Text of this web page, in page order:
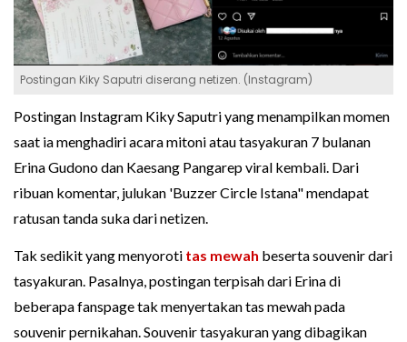
Postingan Kiky Saputri diserang netizen. (Instagram)
Postingan Instagram Kiky Saputri yang menampilkan momen
saat ia menghadiri acara mitoni atau tasyakuran 7 bulanan
Erina Gudono dan Kaesang Pangarep viral kembali. Dari
ribuan komentar, julukan 'Buzzer Circle Istana" mendapat
ratusan tanda suka dari netizen.
Tak sedikit yang menyoroti tas mewah beserta souvenir dari
tasyakuran. Pasalnya, postingan terpisah dari Erina di
beberapa fanspage tak menyertakan tas mewah pada
souvenir pernikahan. Souvenir tasyakuran yang dibagikan